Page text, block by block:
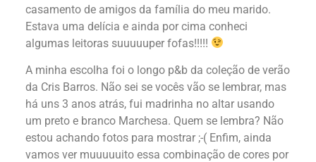
casamento de amigos da família do meu marido.
Estava uma delícia e ainda por cima conheci
algumas leitoras suuuuuper fofas!!!!!
A minha escolha foi o longo p&b da coleção de verão
da Cris Barros. Não sei se vocês vão se lembrar, mas
há uns 3 anos atrás, fui madrinha no altar usando
um preto e branco Marchesa. Quem se lembra? Não
estou achando fotos para mostrar ;-( Enfim, ainda
vamos ver muuuuuito essa combinação de cores por